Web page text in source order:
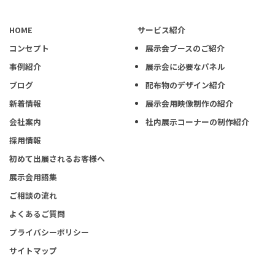
HOME
コンセプト
事例紹介
ブログ
新着情報
会社案内
採用情報
サービス紹介
展示会ブースのご紹介
展示会に必要なパネル
配布物のデザイン紹介
展示会用映像制作の紹介
社内展示コーナーの制作紹介
初めて出展されるお客様へ
展示会用語集
ご相談の流れ
よくあるご質問
プライバシーポリシー
サイトマップ